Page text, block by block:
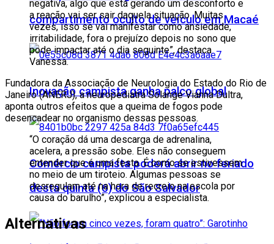
compartimento oculto de veículo em Macaé
Inovação campista ganha palco global
Comércio campista poderá abrir no feriado
desta quinta (6) do São Salvador
negativa, algo que está gerando um desconforto e
a reação vai ser sair daquela situação. Muitas
vezes, isso se vai manifestar como ansiedade,
irritabilidade, fora o prejuízo depois no sono que
pode impactar até o dia seguinte”, destaca
Vanessa.
Fundadora da Associação de Neurologia do Estado do Rio de
Janeiro (ANERJ), a neuropediatra Solange Vianna Dultra,
aponta outros efeitos que a queima de fogos pode
desencadear no organismo dessas pessoas.
“O coração dá uma descarga de adrenalina,
acelera, a pressão sobe. Eles não conseguem
entender que é uma festa. É como se estivessem
no meio de um tiroteio. Algumas pessoas se
desregulam até na hora de recreio na escola por
causa do barulho”, explicou a especialista.
Alternativas